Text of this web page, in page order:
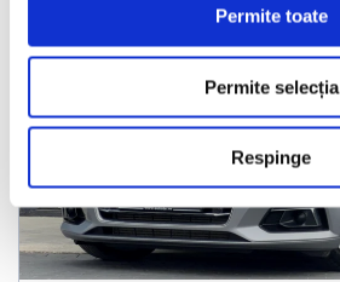
Permite toate
Permite selecția
Respinge